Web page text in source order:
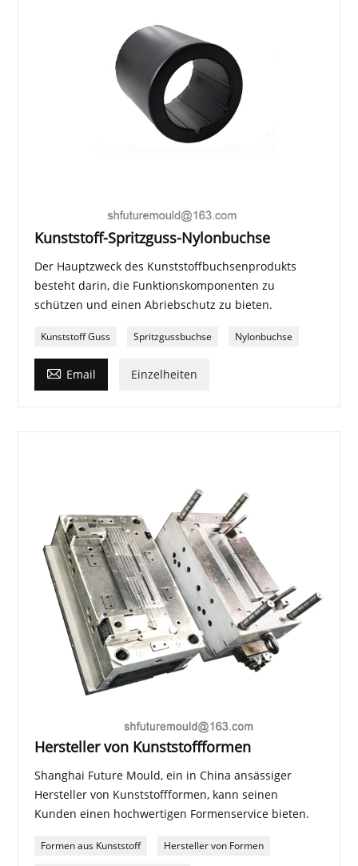
Kunststoff-Spritzguss-Nylonbuchse
Der Hauptzweck des Kunststoffbuchsenprodukts
besteht darin, die Funktionskomponenten zu
schützen und einen Abriebschutz zu bieten.
Kunststoff Guss Spritzgussbuchse Nylonbuchse
 Email Einzelheiten
Hersteller von Kunststoffformen
Shanghai Future Mould, ein in China ansässiger
Hersteller von Kunststoffformen, kann seinen
Kunden einen hochwertigen Formenservice bieten.
Formen aus Kunststoff Hersteller von Formen